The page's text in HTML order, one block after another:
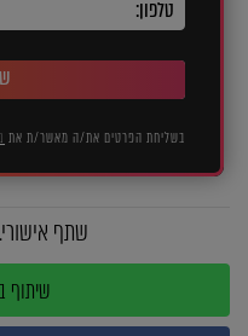
בשליחת הפרטים את/ה מאשר/ת את
שתף
שיתוף